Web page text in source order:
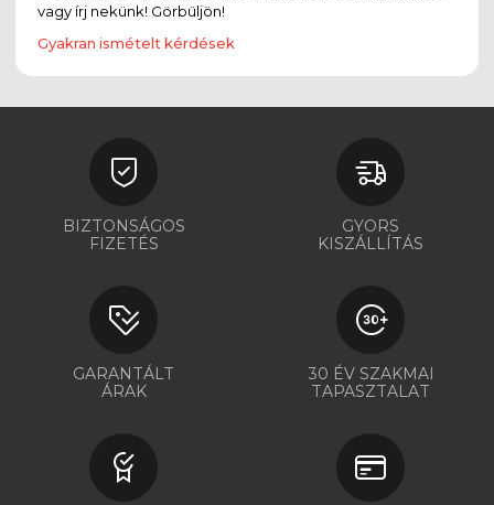
vagy írj nekünk! Görbüljön!
Gyakran ismételt kérdések
BIZTONSÁGOS
FIZETÉS
GYORS
KISZÁLLÍTÁS
GARANTÁLT
ÁRAK
30 ÉV SZAKMAI
TAPASZTALAT